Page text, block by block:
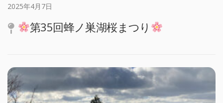
2025年4月7日
第35回蜂ノ巣湖桜まつり